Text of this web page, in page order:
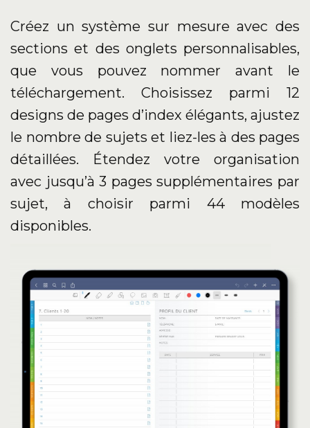
Créez un système sur mesure avec des
sections et des onglets personnalisables,
que vous pouvez nommer avant le
téléchargement. Choisissez parmi 12
designs de pages d’index élégants, ajustez
le nombre de sujets et liez-les à des pages
détaillées. Étendez votre organisation
avec jusqu’à 3 pages supplémentaires par
sujet, à choisir parmi 44 modèles
disponibles.